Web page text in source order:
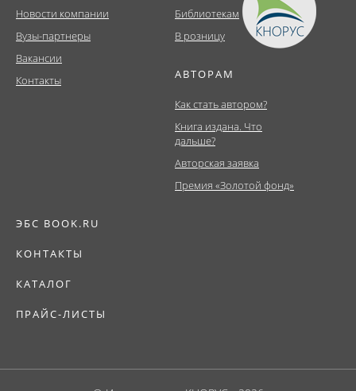
Новости компании
Вузы-партнеры
Вакансии
Контакты
Библиотекам
В розницу
АВТОРАМ
Как стать автором?
Книга издана. Что
дальше?
Авторская заявка
Премия «Золотой фонд»
ЭБС BOOK.RU
КОНТАКТЫ
КАТАЛОГ
ПРАЙС-ЛИСТЫ